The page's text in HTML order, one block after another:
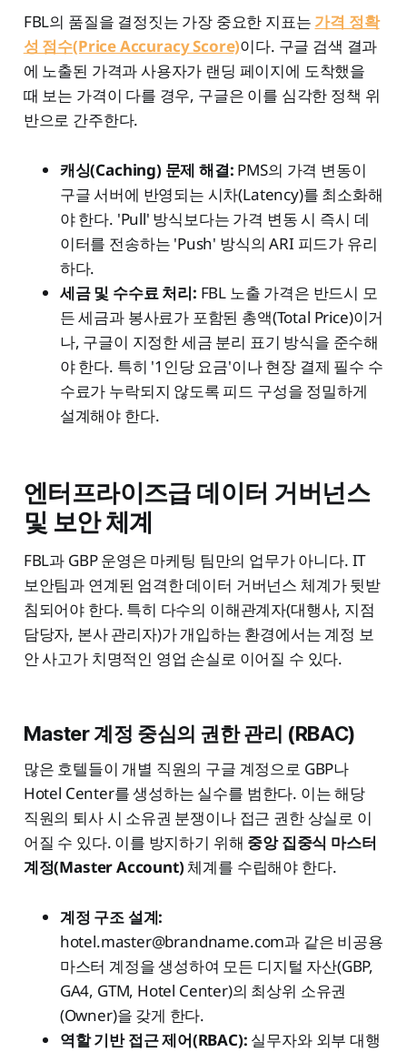
FBL의 품질을 결정짓는 가장 중요한 지표는 가격 정확
성 점수(Price Accuracy Score)이다. 구글 검색 결과
에 노출된 가격과 사용자가 랜딩 페이지에 도착했을
때 보는 가격이 다를 경우, 구글은 이를 심각한 정책 위
반으로 간주한다.
캐싱(Caching) 문제 해결: PMS의 가격 변동이
구글 서버에 반영되는 시차(Latency)를 최소화해
야 한다. 'Pull' 방식보다는 가격 변동 시 즉시 데
이터를 전송하는 'Push' 방식의 ARI 피드가 유리
하다.
세금 및 수수료 처리: FBL 노출 가격은 반드시 모
든 세금과 봉사료가 포함된 총액(Total Price)이거
나, 구글이 지정한 세금 분리 표기 방식을 준수해
야 한다. 특히 '1인당 요금'이나 현장 결제 필수 수
수료가 누락되지 않도록 피드 구성을 정밀하게
설계해야 한다.
엔터프라이즈급 데이터 거버넌스
및 보안 체계
FBL과 GBP 운영은 마케팅 팀만의 업무가 아니다. IT
보안팀과 연계된 엄격한 데이터 거버넌스 체계가 뒷받
침되어야 한다. 특히 다수의 이해관계자(대행사, 지점
담당자, 본사 관리자)가 개입하는 환경에서는 계정 보
안 사고가 치명적인 영업 손실로 이어질 수 있다.
Master 계정 중심의 권한 관리 (RBAC)
많은 호텔들이 개별 직원의 구글 계정으로 GBP나
Hotel Center를 생성하는 실수를 범한다. 이는 해당
직원의 퇴사 시 소유권 분쟁이나 접근 권한 상실로 이
어질 수 있다. 이를 방지하기 위해 중앙 집중식 마스터
계정(Master Account)체계를 수립해야 한다.
계정 구조 설계:
hotel.master@brandname.com과 같은 비공용
마스터 계정을 생성하여 모든 디지털 자산(GBP,
GA4, GTM, Hotel Center)의 최상위 소유권
(Owner)을 갖게 한다.
역할 기반 접근 제어(RBAC): 실무자와 외부 대행